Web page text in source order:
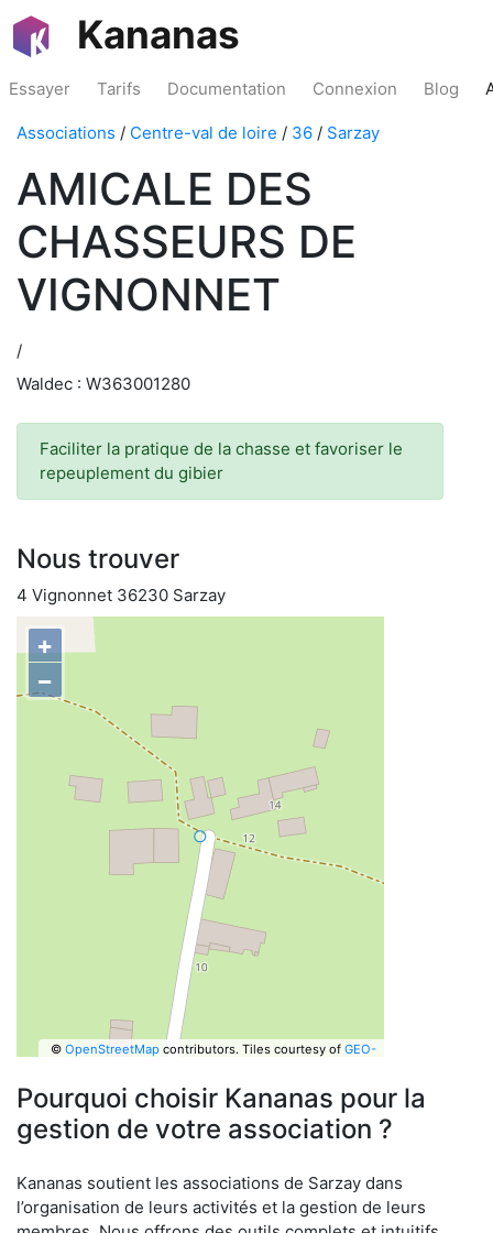
Kananas
Essayer Tarifs Documentation Connexion Blog
Associations / Centre-val de loire / 36 / Sarzay
AMICALE DES
CHASSEURS DE
VIGNONNET
/
Waldec : W363001280
Faciliter la pratique de la chasse et favoriser le
repeuplement du gibier
Nous trouver
4 Vignonnet 36230 Sarzay
+
−
© OpenStreetMapcontributors. Tiles courtesy of GEO-
Pourquoi choisir Kananas pour la
gestion de votre association ?
Kananas soutient les associations de Sarzay dans
l’organisation de leurs activités et la gestion de leurs